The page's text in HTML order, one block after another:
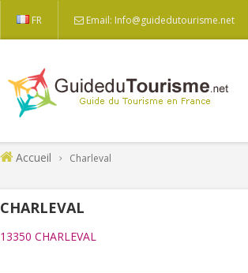
FR Email: Info@guidedutourisme.net
Accueil Charleval
CHARLEVAL
13350 CHARLEVAL